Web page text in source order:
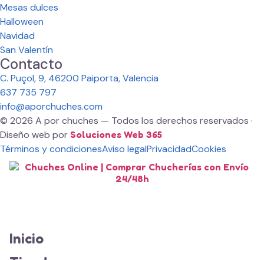
Mesas dulces
Halloween
Navidad
San Valentín
Contacto
C. Puçol, 9, 46200 Paiporta, Valencia
637 735 797
info@aporchuches.com
© 2026 A por chuches — Todos los derechos reservados ·
Diseño web por Soluciones Web 365
Términos y condicionesAviso legalPrivacidadCookies
Inicio